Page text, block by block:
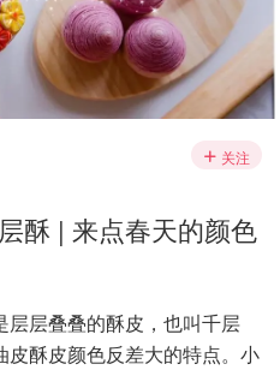
关注
酥 | 来点春天的颜色
层叠叠的酥皮，也叫千层
酥皮颜色反差大的特点。小